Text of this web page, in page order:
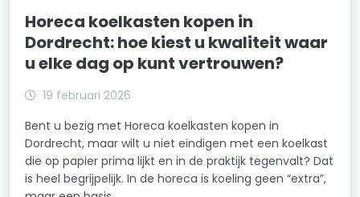
Horeca koelkasten kopen in
Dordrecht: hoe kiest u kwaliteit waar
u elke dag op kunt vertrouwen?
19 februari 2026
Bent u bezig met Horeca koelkasten kopen in
Dordrecht, maar wilt u niet eindigen met een koelkast
die op papier prima lijkt en in de praktijk tegenvalt? Dat
is heel begrijpelijk. In de horeca is koeling geen “extra”,